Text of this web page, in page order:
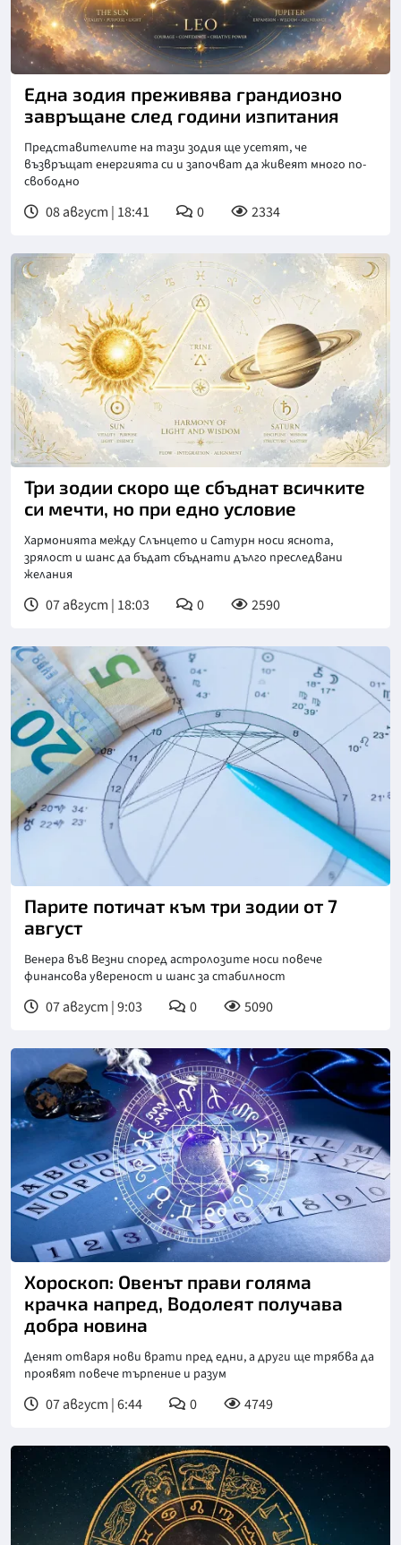
Една зодия преживява грандиозно
завръщане след години изпитания
Представителите на тази зодия ще усетят, че
възвръщат енергията си и започват да живеят много по-
свободно
08 август | 18:41 0 2334
Три зодии скоро ще сбъднат всичките
си мечти, но при едно условие
Хармонията между Слънцето и Сатурн носи яснота,
зрялост и шанс да бъдат сбъднати дълго преследвани
желания
07 август | 18:03 0 2590
Снимка: Фрийпик
Парите потичат към три зодии от 7
август
Венера във Везни според астролозите носи повече
финансова увереност и шанс за стабилност
07 август | 9:03 0 5090
Хороскоп: Овенът прави голяма
крачка напред, Водолеят получава
добра новина
Денят отваря нови врати пред едни, а други ще трябва да
проявят повече търпение и разум
07 август | 6:44 0 4749